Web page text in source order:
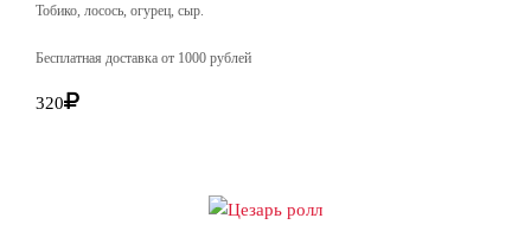
Тобико, лосось, огурец, сыр.
Бесплатная доставка от 1000 рублей
320